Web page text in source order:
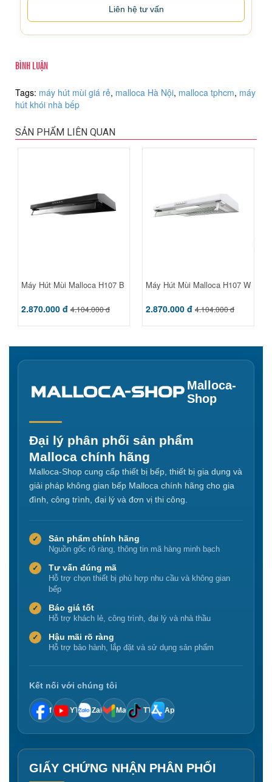
Liên hệ tư vấn
BÌNH LUẬN
Tags: máy hút mùi giá rẻ, malloca Hà Nội, malloca tphcm, máy
hút khói nhà bếp
SẢN PHẨM LIÊN QUAN
Máy Hút Mùi Malloca H107 B
2.870.000 đ 4.104.000 đ
Máy Hút Mùi Malloca H107 W
2.870.000 đ 4.104.000 đ
Malloca-
Shop
Đại lý phân phối sản phẩm
Malloca chính hãng
Malloca-Shop cung cấp thiết bị bếp, thiết bị gia dụng và
giải pháp không gian bếp Malloca chính hãng cho gia
đình, công trình, đại lý và đơn vị thi công.
✓ Sản phẩm chính hãng
Nguồn gốc rõ ràng, thông tin mã hàng minh bạch
✓ Tư vấn đúng mã
Hỗ trợ chọn thiết bị phù hợp nhu cầu và không gian
bếp
✓ Báo giá tốt
Hỗ trợ khách lẻ, công trình, đại lý và nhà thầu
✓ Hậu mãi rõ ràng
Hỗ trợ bảo hành, lắp đặt và sử dụng sản phẩm
Kết nối với chúng tôi
f YT Zalo Mail TT App
GIẤY CHỨNG NHẬN PHÂN PHỐI